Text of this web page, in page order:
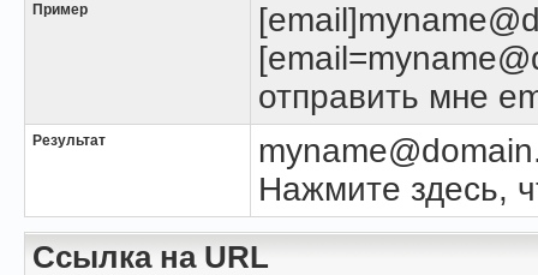
Пример
отправить мне
Результат
Нажмите здесь,
Ссылка на URL